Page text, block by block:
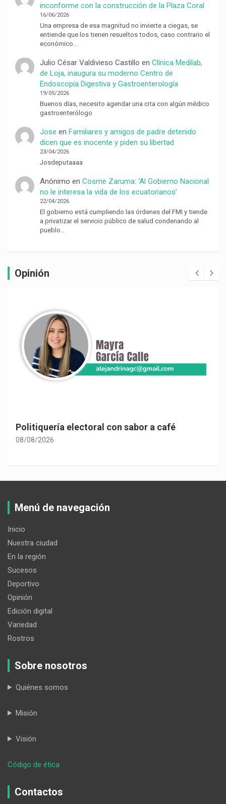
inconforme con la construcción de la Plaza Coral
16/06/2026
Una empresa de esa magnitud no invierte a ciegas, se
entiende que los tienen resueltos todos, caso contrario el
económico…
Julio César Valdivieso Castillo en Clínica Medilab,
de Loja, inaugura su moderno Centro de
Endoscopía Digestiva y Gastroenterología
19/05/2026
Buenos días, necesito agendar una cita con algún médico
gastroenterólogo
Jose en Familiares y amigos de padre detenido
dicen que es inocente y piden su libertad
23/04/2026
Josdeputaaaa
Anónimo en Cosme Zaruma: ‘Al Gobierno Nacional
no le interesa la vida de los ecuatorianos’
22/04/2026
El gobierno está cumpliendo las órdenes del FMI y tiende
a privatizar el servicio público de salud condenando al
pueblo…
Opinión
Politiquería electoral con sabor a café
08/08/2026
Menú de navegación
Inicio
Nuestra ciudad
En la región
Sucesos
Deportivo
Opinión
Edición digital
Variedad
Rostros
Sobre nosotros
Quiénes somos
Misión
Visión
Código de ética
molestos
Contactos